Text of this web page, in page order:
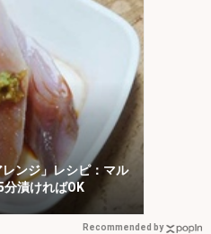
ンジ」レシピ：マル
漬ければOK
Recommended by